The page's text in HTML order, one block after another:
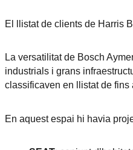
El llistat de clients de Harris
La versatilitat de Bosch
industrials i grans
classificaven en llistat de
En aquest espai hi havia